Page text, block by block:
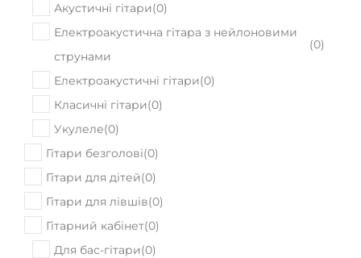
Акустичні гітари(0)
Електроакустична гітара з нейлоновими
струнами
(0)
Електроакустичні гітари(0)
Класичні гітари(0)
Укулеле(0)
Гітари безголові(0)
Гітари для дітей(0)
Гітари для лівшів(0)
Гітарний кабінет(0)
Для бас-гітари(0)